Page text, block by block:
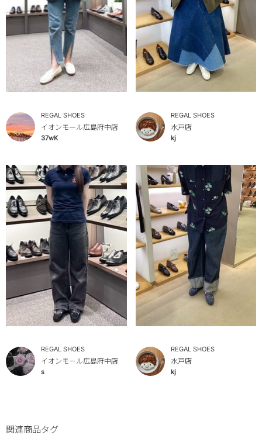
REGAL SHOES
イオンモール広島府中店
37wK
REGAL SHOES
水戸店
kj
REGAL SHOES
イオンモール広島府中店
s
REGAL SHOES
水戸店
kj
関連商品タグ